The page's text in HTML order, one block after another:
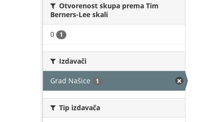
Otvorenost skupa prema Tim
Berners-Lee skali
0 1
Izdavači
Grad Našice 1
Tip izdavača